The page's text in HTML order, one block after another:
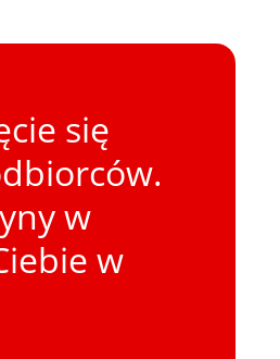
się
w
w